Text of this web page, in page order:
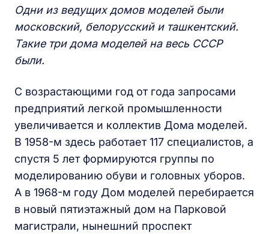
Одни из ведущих домов моделей были
московский, белорусский и ташкентский.
Такие три дома моделей на весь СССР
были.
С возрастающими год от года запросами
предприятий легкой промышленности
увеличивается и коллектив Дома моделей.
В 1958-м здесь работает 117 специалистов, а
спустя 5 лет формируются группы по
моделированию обуви и головных уборов.
А в 1968-м году Дом моделей перебирается
в новый пятиэтажный дом на Парковой
магистрали, нынешний проспект